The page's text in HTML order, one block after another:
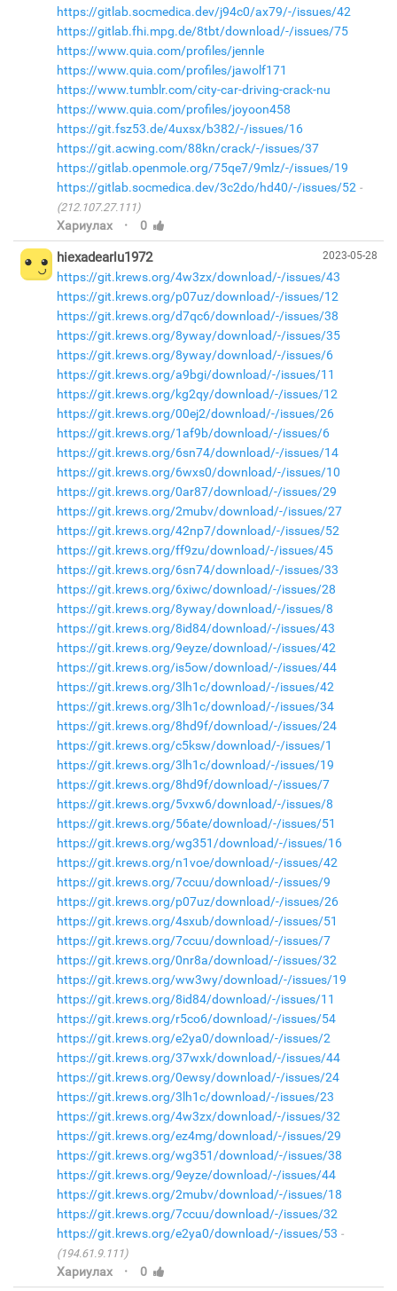
https://gitlab.socmedica.dev/j94c0/ax79/-/issues/42
https://gitlab.fhi.mpg.de/8tbt/download/-/issues/75
https://www.quia.com/profiles/jennle
https://www.quia.com/profiles/jawolf171
https://www.tumblr.com/city-car-driving-crack-nu
https://www.quia.com/profiles/joyoon458
https://git.fsz53.de/4uxsx/b382/-/issues/16
https://git.acwing.com/88kn/crack/-/issues/37
https://gitlab.openmole.org/75qe7/9mlz/-/issues/19
https://gitlab.socmedica.dev/3c2do/hd40/-/issues/52
(212.107.27.111)
Хариулах · 0
2023-05-28
hiexadearlu1972
https://git.krews.org/4w3zx/download/-/issues/43
https://git.krews.org/p07uz/download/-/issues/12
https://git.krews.org/d7qc6/download/-/issues/38
https://git.krews.org/8yway/download/-/issues/35
https://git.krews.org/8yway/download/-/issues/6
https://git.krews.org/a9bgi/download/-/issues/11
https://git.krews.org/kg2qy/download/-/issues/12
https://git.krews.org/00ej2/download/-/issues/26
https://git.krews.org/1af9b/download/-/issues/6
https://git.krews.org/6sn74/download/-/issues/14
https://git.krews.org/6wxs0/download/-/issues/10
https://git.krews.org/0ar87/download/-/issues/29
https://git.krews.org/2mubv/download/-/issues/27
https://git.krews.org/42np7/download/-/issues/52
https://git.krews.org/ff9zu/download/-/issues/45
https://git.krews.org/6sn74/download/-/issues/33
https://git.krews.org/6xiwc/download/-/issues/28
https://git.krews.org/8yway/download/-/issues/8
https://git.krews.org/8id84/download/-/issues/43
https://git.krews.org/9eyze/download/-/issues/42
https://git.krews.org/is5ow/download/-/issues/44
https://git.krews.org/3lh1c/download/-/issues/42
https://git.krews.org/3lh1c/download/-/issues/34
https://git.krews.org/8hd9f/download/-/issues/24
https://git.krews.org/c5ksw/download/-/issues/1
https://git.krews.org/3lh1c/download/-/issues/19
https://git.krews.org/8hd9f/download/-/issues/7
https://git.krews.org/5vxw6/download/-/issues/8
https://git.krews.org/56ate/download/-/issues/51
https://git.krews.org/wg351/download/-/issues/16
https://git.krews.org/n1voe/download/-/issues/42
https://git.krews.org/7ccuu/download/-/issues/9
https://git.krews.org/p07uz/download/-/issues/26
https://git.krews.org/4sxub/download/-/issues/51
https://git.krews.org/7ccuu/download/-/issues/7
https://git.krews.org/0nr8a/download/-/issues/32
https://git.krews.org/ww3wy/download/-/issues/19
https://git.krews.org/8id84/download/-/issues/11
https://git.krews.org/r5co6/download/-/issues/54
https://git.krews.org/e2ya0/download/-/issues/2
https://git.krews.org/37wxk/download/-/issues/44
https://git.krews.org/0ewsy/download/-/issues/24
https://git.krews.org/3lh1c/download/-/issues/23
https://git.krews.org/4w3zx/download/-/issues/32
https://git.krews.org/ez4mg/download/-/issues/29
https://git.krews.org/wg351/download/-/issues/38
https://git.krews.org/9eyze/download/-/issues/44
https://git.krews.org/2mubv/download/-/issues/18
https://git.krews.org/7ccuu/download/-/issues/32
https://git.krews.org/e2ya0/download/-/issues/53
(194.61.9.111)
Хариулах · 0